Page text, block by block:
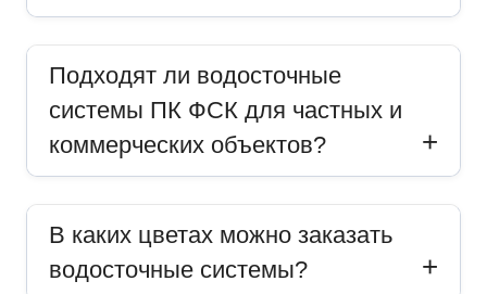
Подходят ли водосточные
системы ПК ФСК для частных и
коммерческих объектов?
В каких цветах можно заказать
водосточные системы?